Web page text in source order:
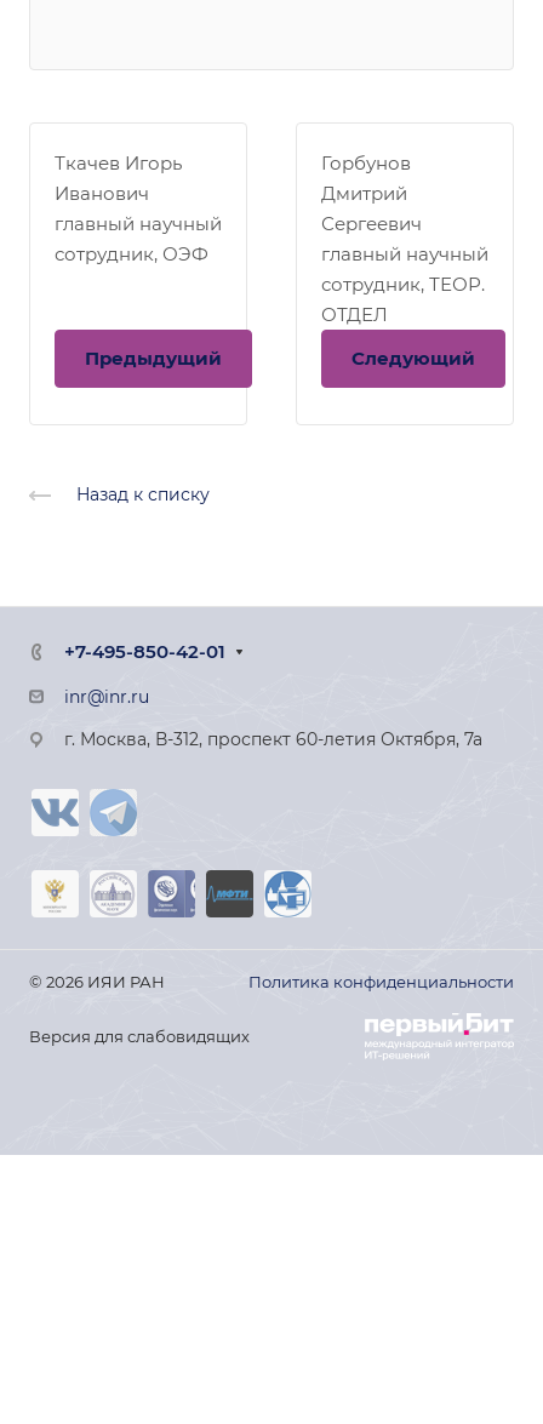
Ткачев Игорь
Иванович
главный научный
сотрудник, ОЭФ
Предыдущий
Горбунов
Дмитрий
Сергеевич
главный научный
сотрудник, ТЕОР.
ОТДЕЛ
Следующий
Назад к списку
+7-495-850-42-01
inr@inr.ru
г. Москва, В-312, проспект 60-летия Октября, 7а
© 2026 ИЯИ РАН Политика конфиденциальности
Версия для слабовидящих